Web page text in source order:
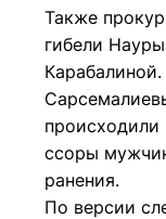
Также
гибели
ссоры
ранения.
По версии